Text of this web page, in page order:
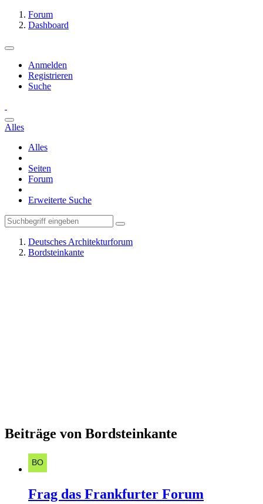
Forum
Dashboard
Anmelden
Registrieren
Suche
Alles
Alles
Seiten
Forum
Erweiterte Suche
Deutsches Architekturforum
Bordsteinkante
Beiträge von Bordsteinkante
Frag das Frankfurter Forum